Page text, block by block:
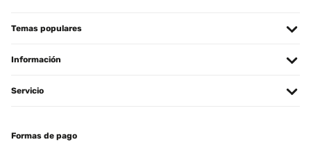
Traducir
Temas populares
Información
Servicio
Formas de pago